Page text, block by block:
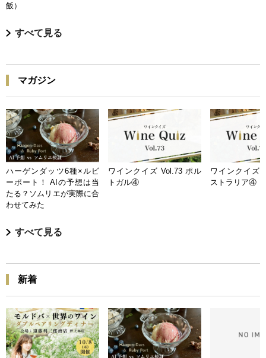
飯）
すべて見る
マガジン
ハーゲンダッツ6種×ルビ
ーポート！ AIの予想は当
たる？ソムリエが実際に合
わせてみた
ワインクイズ Vol.73 ポル
トガル④
ワインクイズ
ストラリア④
すべて見る
新着